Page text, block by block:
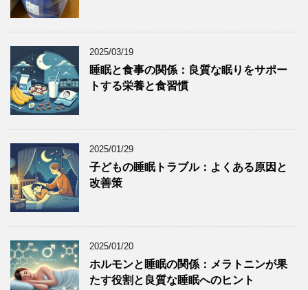
2025/03/19
睡眠と食事の関係：良質な眠りをサポー
トする栄養と食習慣
2025/01/29
子どもの睡眠トラブル：よくある原因と
改善策
2025/01/20
ホルモンと睡眠の関係：メラトニンが果
たす役割と良質な睡眠へのヒント